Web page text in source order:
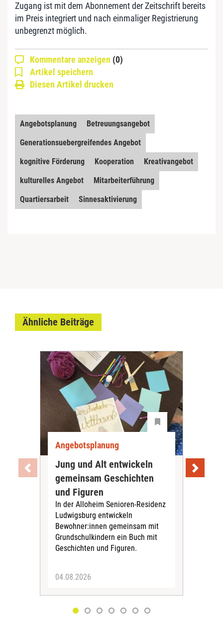
Zugang ist mit dem Abonnement der Zeitschrift bereits
im Preis integriert und nach einmaliger Registrierung
unbegrenzt möglich.
Kommentare anzeigen (0)
Artikel speichern
Diesen Artikel drucken
Angebotsplanung
Betreuungsangebot
Generationsuebergreifendes Angebot
kognitive Förderung
Kooperation
Kreativangebot
kulturelles Angebot
Mitarbeiterführung
Quartiersarbeit
Sinnesaktivierung
Ähnliche Beiträge
Angebotsplanung
Jung und Alt entwickeln
gemeinsam Geschichten
und Figuren
In der Alloheim Senioren-Residenz
Ludwigsburg entwickeln
Bewohner:innen gemeinsam mit
Grundschulkindern ein Buch mit
Geschichten und Figuren.
04.08.2026